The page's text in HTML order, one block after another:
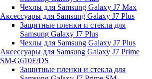
Чехлы для Samsung Galaxy J7 Max
Аксессуары для Samsung Galaxy J7 Plus
Защитные пленки и стекла для
Samsung Galaxy J7 Plus
Чехлы для Samsung Galaxy J7 Plus
Аксессуары для Samsung Galaxy J7 Prime
SM-G610F/DS
Защитные пленки и стекла для